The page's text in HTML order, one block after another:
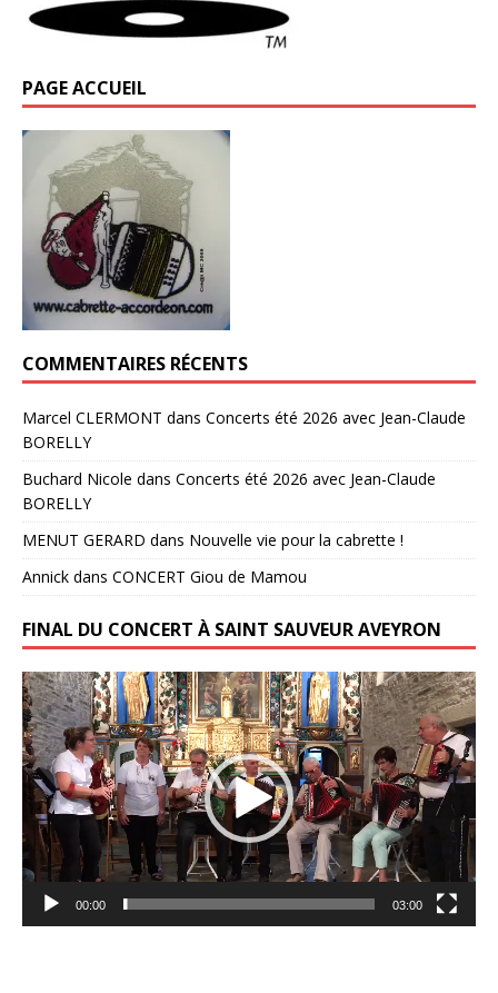
PAGE ACCUEIL
COMMENTAIRES RÉCENTS
Marcel CLERMONT dans Concerts été 2026 avec Jean-Claude
BORELLY
Buchard Nicole dans Concerts été 2026 avec Jean-Claude
BORELLY
MENUT GERARD dans Nouvelle vie pour la cabrette !
Annick dans CONCERT Giou de Mamou
FINAL DU CONCERT À SAINT SAUVEUR AVEYRON
Lecteur
vidéo
00:00 03:00